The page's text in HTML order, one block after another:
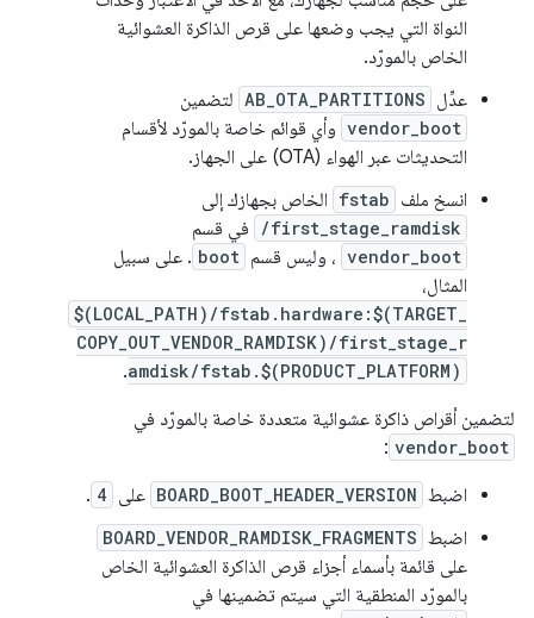
النواة التي يجب وضعها على قرص الذاكرة العشوائية
الخاص بالمورّد.
عدِّل AB_OTA_PARTITIONS لتضمين
vendor_boot وأي قوائم خاصة بالمورّد لأقسام
التحديثات عبر الهواء (OTA) على الجهاز.
انسخ ملف fstab الخاص بجهازك إلى
/first_stage_ramdisk في قسم
vendor_boot ، وليس قسم boot . على سبيل
المثال،
$(LOCAL_PATH)/fstab.hardware:$(TARGET_
COPY_OUT_VENDOR_RAMDISK)/first_stage_r
amdisk/fstab.$(PRODUCT_PLATFORM)
.
لتضمين أقراص ذاكرة عشوائية متعددة خاصة بالمورّد في
vendor_boot
:
اضبط BOARD_BOOT_HEADER_VERSION على 4
.
اضبط BOARD_VENDOR_RAMDISK_FRAGMENTS
على قائمة بأسماء أجزاء قرص الذاكرة العشوائية الخاص
بالمورّد المنطقية التي سيتم تضمينها في